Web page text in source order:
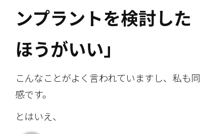
ンプラントを検討した
ほうがいい」
こんなことがよく言われていますし、私も同
感です。
とはいえ、